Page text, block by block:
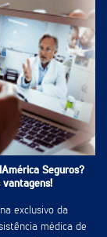
Seguros?
vantagens!
exclusivo da
médica de